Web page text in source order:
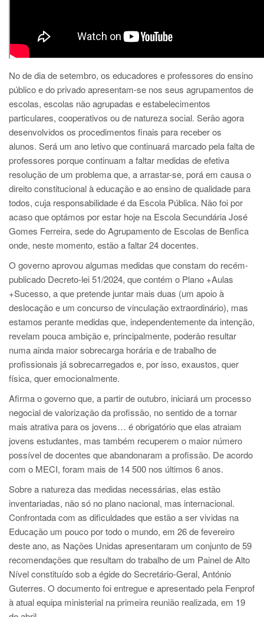
No de dia de setembro, os educadores e professores do ensino
público e do privado apresentam-se nos seus agrupamentos de
escolas, escolas não agrupadas e estabelecimentos
particulares, cooperativos ou de natureza social. Serão agora
desenvolvidos os procedimentos finais para receber os
alunos. Será um ano letivo que continuará marcado pela falta de
professores porque continuam a faltar medidas de efetiva
resolução de um problema que, a arrastar-se, porá em causa o
direito constitucional à educação e ao ensino de qualidade para
todos, cuja responsabilidade é da Escola Pública. Não foi por
acaso que optámos por estar hoje na Escola Secundária José
Gomes Ferreira, sede do Agrupamento de Escolas de Benfica
onde, neste momento, estão a faltar 24 docentes.
O governo aprovou algumas medidas que constam do recém-
publicado Decreto-lei 51/2024, que contém o Plano +Aulas
+Sucesso, a que pretende juntar mais duas (um apoio à
deslocação e um concurso de vinculação extraordinário), mas
estamos perante medidas que, independentemente da intenção,
revelam pouca ambição e, principalmente, poderão resultar
numa ainda maior sobrecarga horária e de trabalho de
profissionais já sobrecarregados e, por isso, exaustos, quer
física, quer emocionalmente.
Afirma o governo que, a partir de outubro, iniciará um processo
negocial de valorização da profissão, no sentido de a tornar
mais atrativa para os jovens… é obrigatório que elas atraiam
jovens estudantes, mas também recuperem o maior número
possível de docentes que abandonaram a profissão. De acordo
com o MECI, foram mais de 14 500 nos últimos 6 anos.
Sobre a natureza das medidas necessárias, elas estão
inventariadas, não só no plano nacional, mas internacional.
Confrontada com as dificuldades que estão a ser vividas na
Educação um pouco por todo o mundo, em 26 de fevereiro
deste ano, as Nações Unidas apresentaram um conjunto de 59
recomendações que resultam do trabalho de um Painel de Alto
Nível constituído sob a égide do Secretário-Geral, António
Guterres. O documento foi entregue e apresentado pela Fenprof
à atual equipa ministerial na primeira reunião realizada, em 19